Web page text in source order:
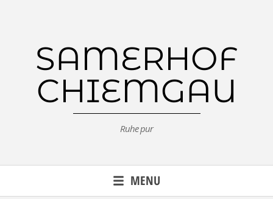
SAMERHOF
CHIEMGAU
Ruhe pur
MENU